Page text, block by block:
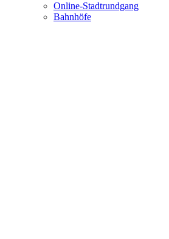
Online-Stadtrundgang
Bahnhöfe